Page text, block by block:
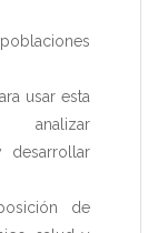
usar esta
analizar
desarrollar
de